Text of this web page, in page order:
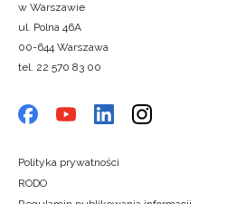
w Warszawie
ul. Polna 46A
00-644 Warszawa
tel. 22 570 83 00
Polityka prywatności
RODO